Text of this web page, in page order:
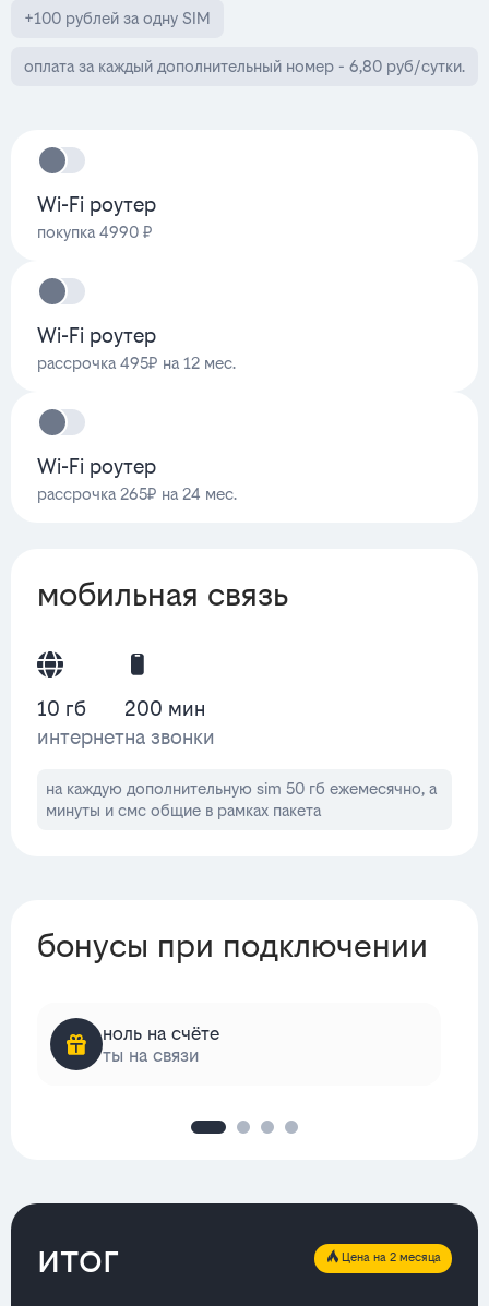
+100 рублей за одну SIM
оплата за каждый дополнительный номер - 6,80 руб/сутки.
Wi-Fi роутер
покупка 4990 ₽
Wi-Fi роутер
рассрочка 495₽ на 12 мес.
Wi-Fi роутер
рассрочка 265₽ на 24 мес.
мобильная связь
10 гб
интернет
200 мин
на звонки
на каждую дополнительную sim 50 гб ежемесячно, а
минуты и смс общие в рамках пакета
бонусы при подключении
ноль на счёте
ты на связи
итог Цена на 2 месяца